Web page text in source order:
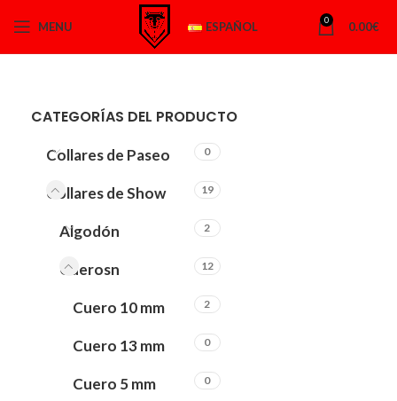
MENU ESPAÑOL 0 0.00€
CATEGORÍAS DEL PRODUCTO
Collares de Paseo 0
Collares de Show 19
Algodón 2
Cuerosn 12
Cuero 10 mm 2
Cuero 13 mm 0
Cuero 5 mm 0